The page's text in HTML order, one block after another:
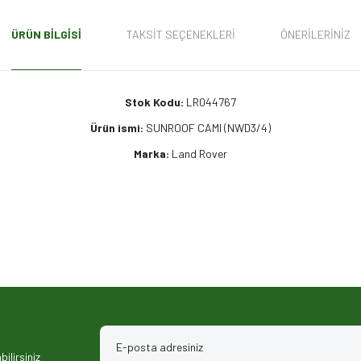
ÜRÜN BILGISI TAKSIT SEÇENEKLERI ÖNERILERINIZ
Stok Kodu: LR044767
Ürün ismi: SUNROOF CAMI (NWD3/4)
Marka: Land Rover